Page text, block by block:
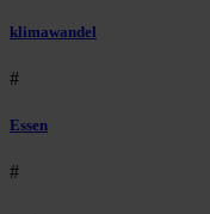
klimawandel
#
Essen
#